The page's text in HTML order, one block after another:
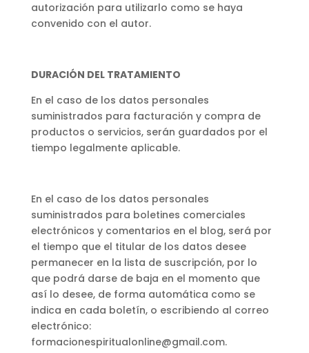
autorización para utilizarlo como se haya
convenido con el autor.
DURACIÓN DEL TRATAMIENTO
En el caso de los datos personales
suministrados para facturación y compra de
productos o servicios, serán guardados por el
tiempo legalmente aplicable.
En el caso de los datos personales
suministrados para boletines comerciales
electrónicos y comentarios en el blog, será por
el tiempo que el titular de los datos desee
permanecer en la lista de suscripción, por lo
que podrá darse de baja en el momento que
así lo desee, de forma automática como se
indica en cada boletín, o escribiendo al correo
electrónico:
formacionespiritualonline@gmail.com.